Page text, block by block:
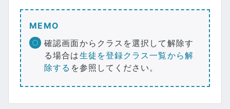
MEMO
確認画面からクラスを選択して解除す
る場合は生徒を登録クラス一覧から解
除する を参照してください。